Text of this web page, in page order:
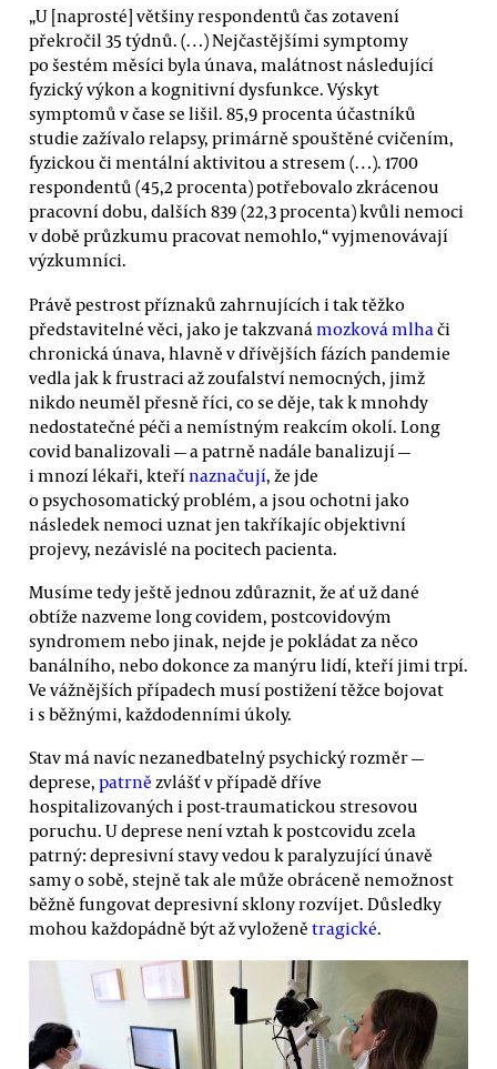
„U [naprosté] většiny respondentů čas zotavení
překročil 35 týdnů. (…) Nejčastějšími symptomy
po šestém měsíci byla únava, malátnost následující
fyzický výkon a kognitivní dysfunkce. Výskyt
symptomů v čase se lišil. 85,9 procenta účastníků
studie zažívalo relapsy, primárně spouštěné cvičením,
fyzickou či mentální aktivitou a stresem (…). 1700
respondentů (45,2 procenta) potřebovalo zkrácenou
pracovní dobu, dalších 839 (22,3 procenta) kvůli nemoci
v době průzkumu pracovat nemohlo,“ vyjmenovávají
výzkumníci.
Právě pestrost příznaků zahrnujících i tak těžko
představitelné věci, jako je takzvaná mozková mlha či
chronická únava, hlavně v dřívějších fázích pandemie
vedla jak k frustraci až zoufalství nemocných, jimž
nikdo neuměl přesně říci, co se děje, tak k mnohdy
nedostatečné péči a nemístným reakcím okolí. Long
covid banalizovali — a patrně nadále banalizují —
i mnozí lékaři, kteří naznačují, že jde
o psychosomatický problém, a jsou ochotni jako
následek nemoci uznat jen takříkajíc objektivní
projevy, nezávislé na pocitech pacienta.
Musíme tedy ještě jednou zdůraznit, že ať už dané
obtíže nazveme long covidem, postcovidovým
syndromem nebo jinak, nejde je pokládat za něco
banálního, nebo dokonce za manýru lidí, kteří jimi trpí.
Ve vážnějších případech musí postižení těžce bojovat
i s běžnými, každodenními úkoly.
Stav má navíc nezanedbatelný psychický rozměr —
deprese, patrně zvlášť v případě dříve
hospitalizovaných i post-traumatickou stresovou
poruchu. U deprese není vztah k postcovidu zcela
patrný: depresivní stavy vedou k paralyzující únavě
samy o sobě, stejně tak ale může obráceně nemožnost
běžně fungovat depresivní sklony rozvíjet. Důsledky
mohou každopádně být až vyloženě tragické.